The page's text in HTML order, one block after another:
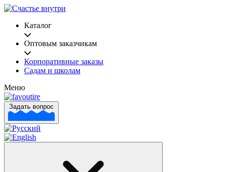
Каталог
Оптовым заказчикам
Корпоративные заказы
Садам и школам
Меню
Задать вопрос